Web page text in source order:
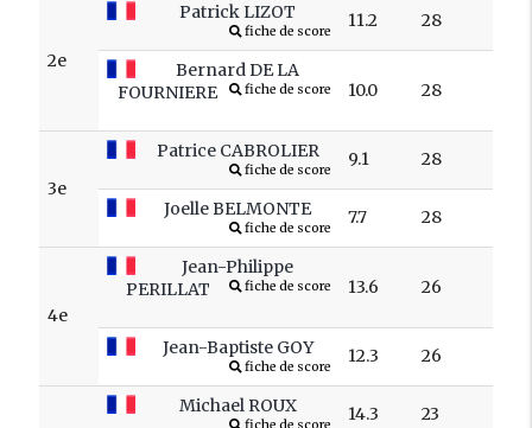
2e
Patrick LIZOT
fiche de score
11.2 28
Bernard DE LA
FOURNIERE
fiche de score 10.0 28
3e
Patrice CABROLIER
fiche de score
9.1 28
Joelle BELMONTE
fiche de score
7.7 28
4e
Jean-Philippe
PERILLAT
fiche de score 13.6 26
Jean-Baptiste GOY
fiche de score
12.3 26
Michael ROUX 14.3 23